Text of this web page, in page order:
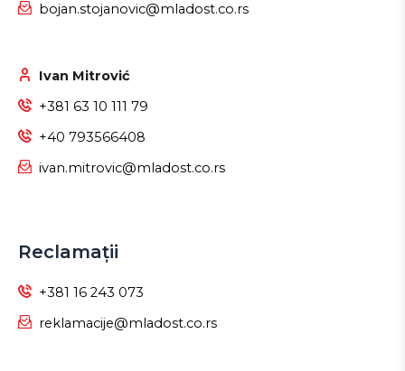
bojan.stojanovic@mladost.co.rs
Ivan Mitrović
+381 63 10 111 79
+40 793566408
ivan.mitrovic@mladost.co.rs
Reclamații
+381 16 243 073
reklamacije@mladost.co.rs